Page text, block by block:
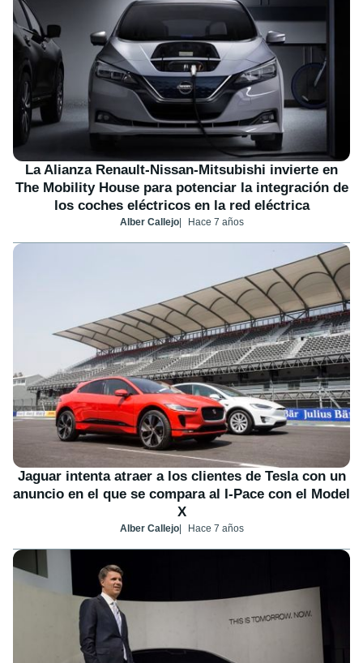
La Alianza Renault-Nissan-Mitsubishi invierte en
The Mobility House para potenciar la integración de
los coches eléctricos en la red eléctrica
Alber Callejo Hace 7 años
Jaguar intenta atraer a los clientes de Tesla con un
anuncio en el que se compara al I-Pace con el Model
X
Alber Callejo Hace 7 años